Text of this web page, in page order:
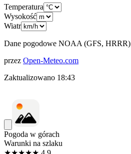
Temperatura
Wysokość
Wiatr
Dane pogodowe NOAA (GFS, HRRR)
przez Open-Meteo.com
Zaktualizowano 18:43
Pogoda w górach
Warunki na szlaku